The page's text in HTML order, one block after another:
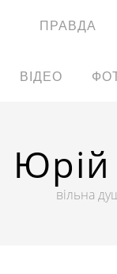
ПРАВДА
ВІДЕО
вільна